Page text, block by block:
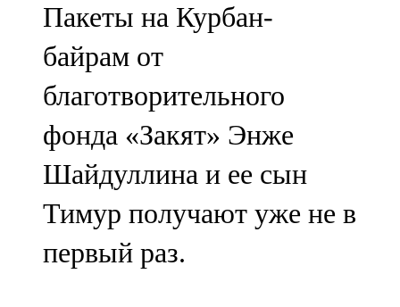
Чирмешән
107,7 FM
Чистай
103,0 FM
Чүпрәле
91,0 FM
Шәмәрдән
Пакеты на Курбан-
байрам от
благотворительного
фонда «Закят» Энже
Шайдуллина и ее сын
Тимур получают уже не в
первый раз.